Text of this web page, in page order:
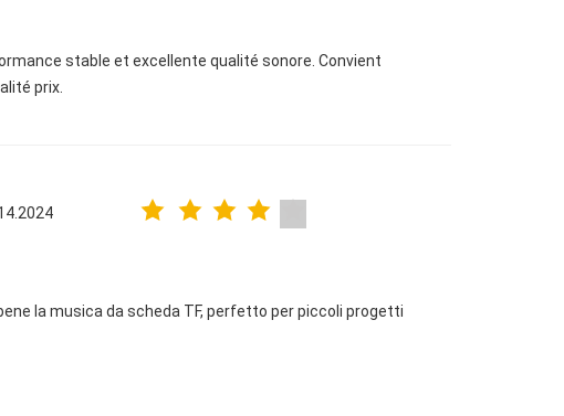
stable et excellente qualité sonore. Convient
prix.
la musica da scheda TF, perfetto per piccoli progetti